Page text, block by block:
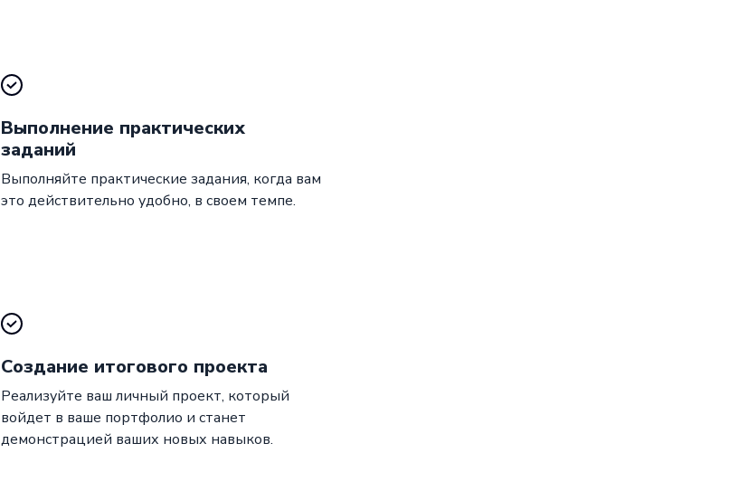
Выполнение практических
заданий
Выполняйте практические задания, когда вам
это действительно удобно, в своем темпе.
Создание итогового проекта
Реализуйте ваш личный проект, который
войдет в ваше портфолио и станет
демонстрацией ваших новых навыков.